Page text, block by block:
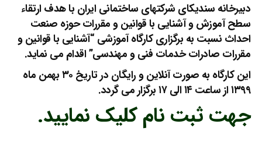
دبیرخانه سندیکای شرکتهای ساختمانی ایران با هدف ارتقاء
سطح آموزش و آشنایی با قوانین و مقررات حوزه صنعت
احداث نسبت به برگزاری کارگاه آموزشی “آشنایی با قوانین و
مقررات صادرات خدمات فنی و مهندسی” اقدام می نماید.
این کارگاه به صورت آنلاین و رایگان در تاریخ ۳۰ بهمن ماه
۱۳۹۹ از ساعت ۱۴ الی ۱۷ برگزار می گردد.
جهت ثبت نام کلیک نمایید.